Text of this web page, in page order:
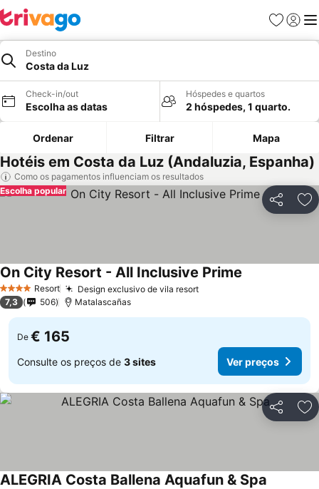
Favoritos
Iniciar
Destino
Costa da Luz
Check-in/out
Escolha as datas
Hóspedes e quartos
2 hóspedes, 1 quarto.
Ordenar Filtrar Mapa
Hotéis em Costa da Luz (Andaluzia, Espanha)
Como os pagamentos influenciam os resultados
Partilhar
Escolha popular
4 EstrelasResort Design exclusivo de vila resort
On City Resort - All Inclusive Prime
7,3 506 Matalascañas
De € 165
Consulte os preços de 3 sites Ver preços
Partilhar
ALEGRIA Costa Ballena Aquafun & Spa